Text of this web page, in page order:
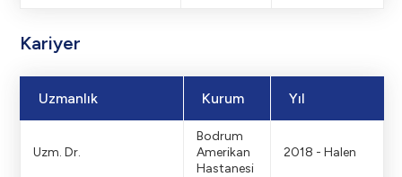
Kariyer
Uzmanlık Kurum Yıl
Uzm. Dr.
Bodrum
Amerikan
Hastanesi
2018 - Halen